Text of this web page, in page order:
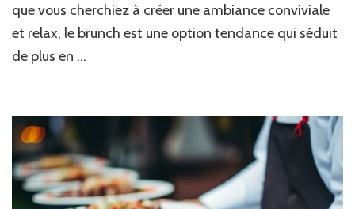
que vous cherchiez à créer une ambiance conviviale
et relax, le brunch est une option tendance qui séduit
de plus en …